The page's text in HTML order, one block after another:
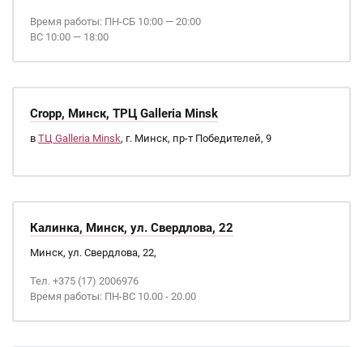
Время работы: ПН-СБ 10:00 — 20:00
ВС 10:00 — 18:00
Cropp, Минск, ТРЦ Galleria Minsk
в ТЦ Galleria Minsk, г. Минск, пр-т Победителей, 9
Калинка, Минск, ул. Свердлова, 22
Минск, ул. Свердлова, 22,
Тел. +375 (17) 2006976
Время работы: ПН-ВС 10.00 - 20.00